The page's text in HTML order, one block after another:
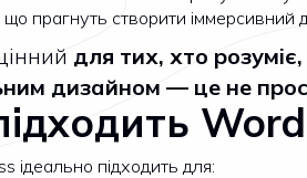
що прагнуть створити іммерсивний
для тих, хто розуміє,
дизайном — це не
ідеально підходить для: